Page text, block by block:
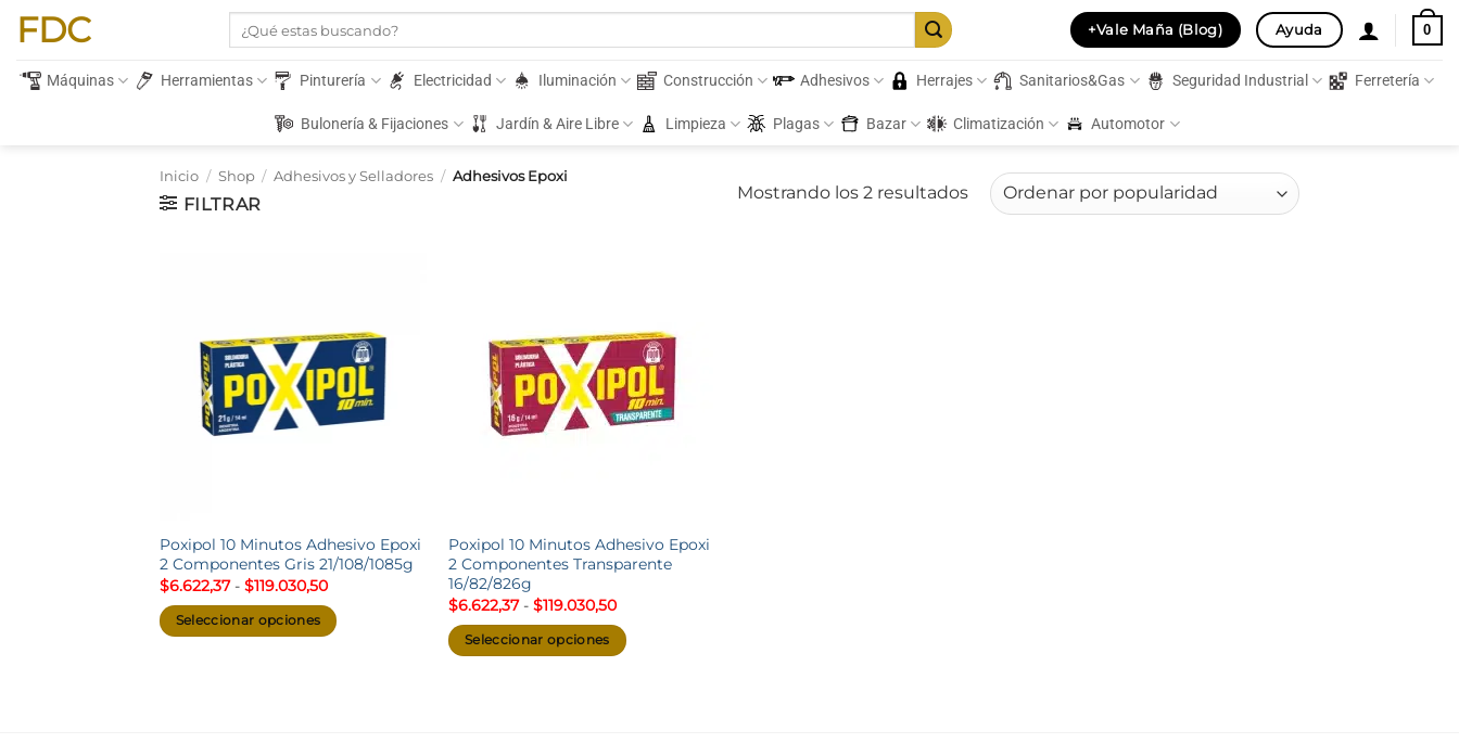
Saltar
contenido
FDC
por:
+Vale Maña (Blog) Ayuda 0
Máquinas Herramientas Pinturería Electricidad Iluminación Construcción Adhesivos Herrajes Sanitarios&Gas Seguridad Industrial Ferretería
Bulonería & Fijaciones Jardín & Aire Libre Limpieza Plagas Bazar Climatización Automotor
Inicio / Shop / Adhesivos y Selladores / Adhesivos Epoxi
FILTRAR
Mostrando los 2 resultadosOrdenado
Poxipol 10 Minutos Adhesivo Epoxi
2 Componentes Gris 21/108/1085g
$6.622,37 - $119.030,50Rango
precios:
desde
Seleccionar opciones
Poxipol 10 Minutos Adhesivo Epoxi
2 Componentes Transparente
16/82/826g
$6.622,37 - $119.030,50Rango
precios:
desde
Seleccionar opciones